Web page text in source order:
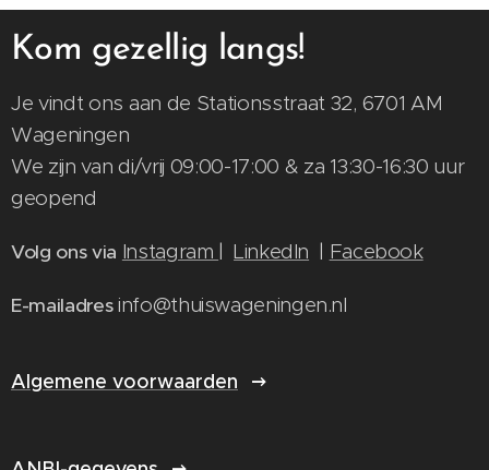
Kom gezellig langs!
Je vindt ons aan de Stationsstraat 32, 6701 AM
Wageningen
We zijn van di/vrij 09:00-17:00 & za 13:30-16:30 uur
geopend
Volg ons via Instagram |LinkedIn | Facebook
E-mailadresinfo@thuiswageningen.nl
Algemene voorwaarden